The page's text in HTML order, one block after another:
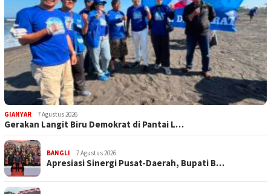
GIANYAR 7 Agustus 2026
Gerakan Langit Biru Demokrat di Pantai L…
BANGLI 7 Agustus 2026
Apresiasi Sinergi Pusat-Daerah, Bupati B…